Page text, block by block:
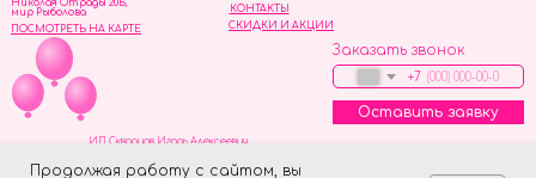
Продолжая работу с сайтом, вы
СКИДКИ И АКЦИИ
КОНТАКТЫ
Заказать звонок
+7
Оставить заявку
Николая Отрады 20Б,
мир Рыболова
ПОСМОТРЕТЬ НА КАРТЕ
ИП Скворцов Игорь Алексеевич